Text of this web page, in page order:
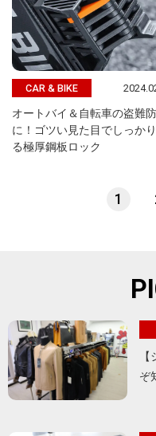
CAR & BIKE
オートバイ＆自転車の盗難
に！ゴツい見た目でしっか
る極厚鋼板ロック
1
ぞ